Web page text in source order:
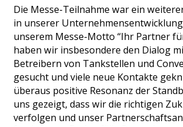
Die Messe-Teilnahme war ein
in unserer
unserem Messe-Motto “Ihr Partner
haben wir insbesondere den Dialog
Betreibern von Tankstellen und
gesucht und viele neue Kontakte
überaus positive Resonanz der
uns gezeigt, dass wir die richtigen
verfolgen und unser